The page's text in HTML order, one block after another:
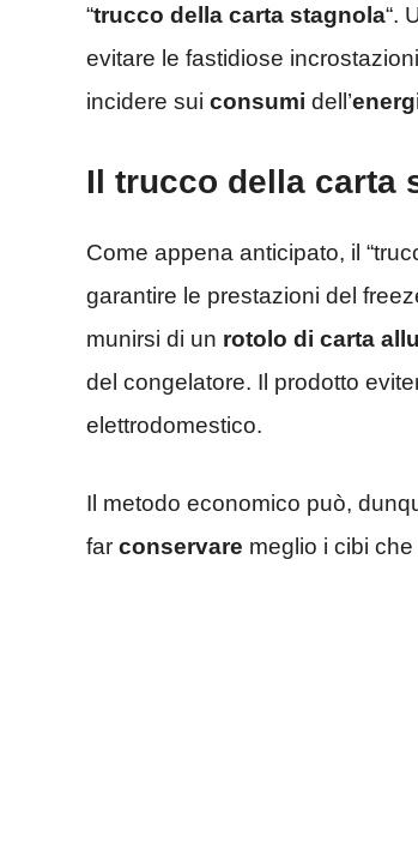
“trucco della carta stagnola“.
evitare le fastidiose
incidere sui consumi dell’
Il trucco della carta
Come appena anticipato, il
garantire le prestazioni del
munirsi di un rotolo di carta
del congelatore. Il prodotto
elettrodomestico.
Il metodo economico può,
far conservare meglio i cibi